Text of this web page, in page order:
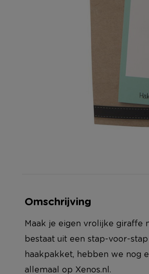
Omschrijving
Maak je eigen vrolijke giraffe
bestaat uit een stap-voor-
haakpakket, hebben we nog
allemaal op Xenos.nl.